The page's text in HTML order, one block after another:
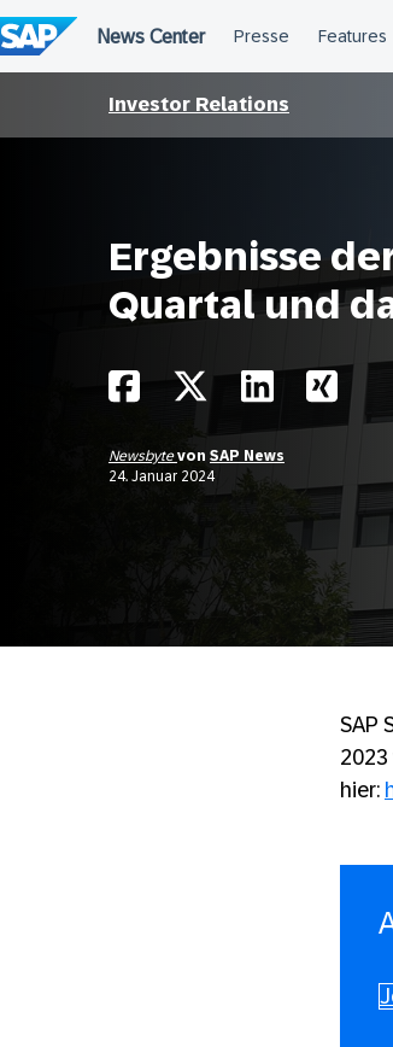
Investor Relations
Ergebnisse
Quartal und
Newsbytevon SAP News
24. Januar 2024
SAP
hier: